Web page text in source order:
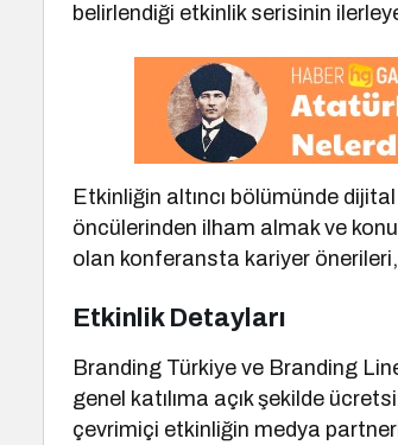
belirlendiği etkinlik serisinin
Etkinliğin altıncı bölümünde
öncülerinden ilham almak ve
olan konferansta kariyer
Etkinlik Detayları
Branding Türkiye ve Branding
genel katılıma açık şekilde
çevrimiçi etkinliğin medya